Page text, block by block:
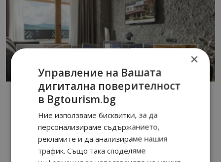
×
Управление на Вашата
дигитална поверителност
в Bgtourism.bg
Ние използваме бисквитки, за да
персонализираме съдържанието,
рекламите и да анализираме нашия
трафик. Също така споделяме